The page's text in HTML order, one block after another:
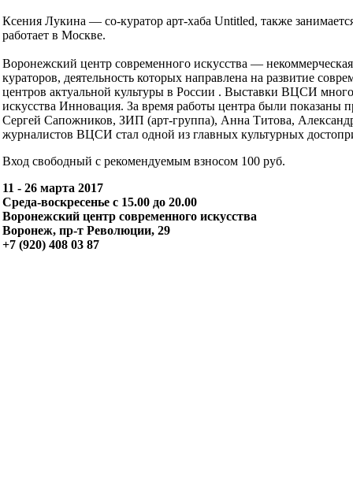
Ксения Лукина — со-куратор арт-хаба Untitled, также
работает в Москве.
Воронежский центр современного искусства —
кураторов, деятельность которых направлена на развитие
центров актуальной культуры в России . Выставки ВЦСИ
искусства Инновация. За время работы центра были показаны
Сергей Сапожников, ЗИП (арт-группа), Анна Титова,
журналистов ВЦСИ стал одной из главных культурных
Вход свободный с рекомендуемым взносом 100 руб.
11 - 26 марта 2017
Среда-воскресенье с 15.00 до 20.00
Воронежский центр современного искусства
Воронеж, пр-т Революции, 29
+7 (920) 408 03 87